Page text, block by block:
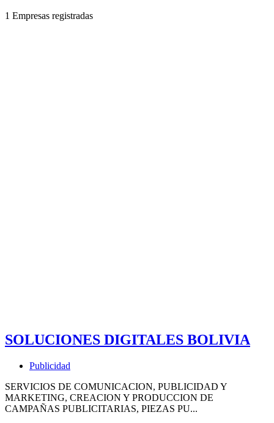
1 Empresas registradas
SOLUCIONES DIGITALES BOLIVIA
Publicidad
SERVICIOS DE COMUNICACION, PUBLICIDAD Y
MARKETING, CREACION Y PRODUCCION DE
CAMPAÑAS PUBLICITARIAS, PIEZAS PU...